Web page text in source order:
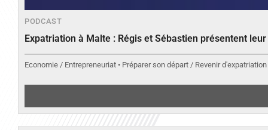
PODCAST
Expatriation à Malte : Régis et Sébastien présentent
Economie / Entrepreneuriat • Préparer son départ / Revenir d'expatriation